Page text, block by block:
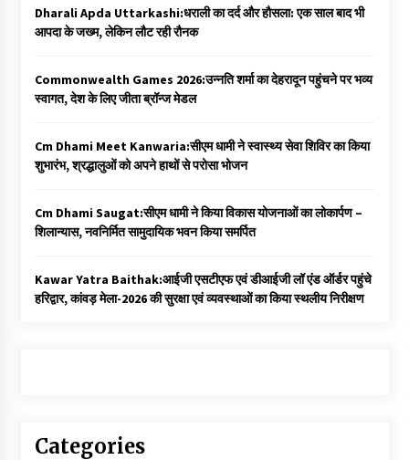
Dharali Apda Uttarkashi:धराली का दर्द और हौसला: एक साल बाद भी
आपदा के जख्म, लेकिन लौट रही रौनक
Commonwealth Games 2026:उन्नति शर्मा का देहरादून पहुंचने पर भव्य
स्वागत, देश के लिए जीता ब्रॉन्ज मेडल
Cm Dhami Meet Kanwaria:सीएम धामी ने स्वास्थ्य सेवा शिविर का किया
शुभारंभ, श्रद्धालुओं को अपने हाथों से परोसा भोजन
Cm Dhami Saugat:सीएम धामी ने किया विकास योजनाओं का लोकार्पण –
शिलान्यास, नवनिर्मित सामुदायिक भवन किया समर्पित
Kawar Yatra Baithak:आईजी एसटीएफ एवं डीआईजी लॉ एंड ऑर्डर पहुंचे
हरिद्वार, कांवड़ मेला-2026 की सुरक्षा एवं व्यवस्थाओं का किया स्थलीय निरीक्षण
Categories